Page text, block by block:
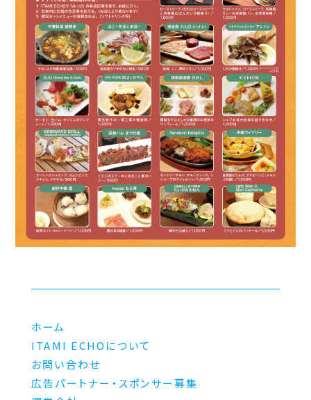
ホーム
ITAMI ECHOについて
お問い合わせ
広告パートナー・スポンサー募集